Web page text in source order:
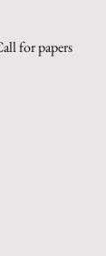
for papers